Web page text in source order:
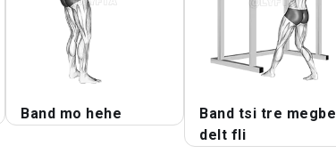
Band mo hehe
Band tsi tre megbe
delt fli